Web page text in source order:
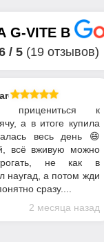
G-VITEВ
/ 5 (19 отзывов)
прицениться к
а в итоге купила
весь день 😄
всё вживую можно
не как в
наугад, а потом жди
сразу....
2 месяца назад